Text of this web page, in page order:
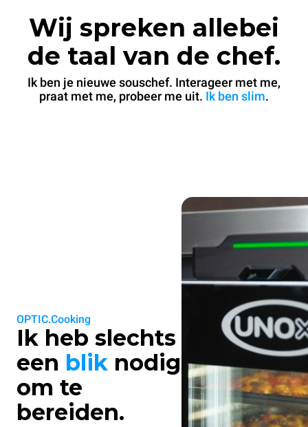
Wij spreken allebei
de taal van de chef.
Ik ben je nieuwe souschef. Interageer met me,
praat met me, probeer me uit. Ik ben slim.
OPTIC.Cooking
Ik heb slechts
een blik nodig
om te
bereiden.